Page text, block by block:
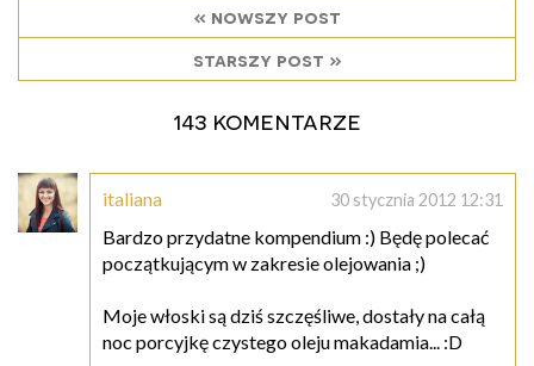
« nowszy post
starszy post »
143 komentarze
italiana 30 stycznia 2012 12:31
Bardzo przydatne kompendium :) Będę polecać
początkującym w zakresie olejowania ;)
Moje włoski są dziś szczęśliwe, dostały na całą
noc porcyjkę czystego oleju makadamia... :D